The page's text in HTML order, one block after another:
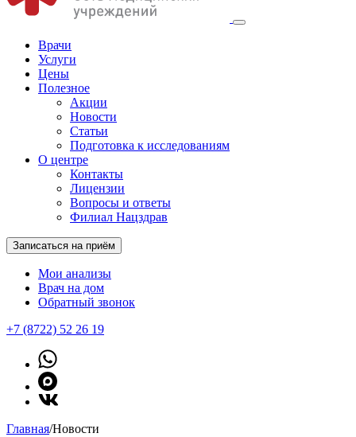
Врачи
Услуги
Цены
Полезное
Акции
Новости
Статьи
Подготовка к исследованиям
О центре
Контакты
Лицензии
Вопросы и ответы
Филиал Нацздрав
Записаться на приём
Мои анализы
Врач на дом
Обратный звонок
+7 (8722) 52 26 19
Главная/Новости